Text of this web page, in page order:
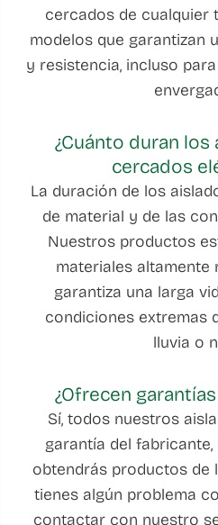
cercados de cualquier
modelos que garantizan
y resistencia, incluso
¿Cuánto duran
cercados
La duración de los
de material y de las
Nuestros productos
materiales altamente
garantiza una larga
condiciones extremas
lluvia o
¿Ofrecen
Sí, todos nuestros
garantía del
obtendrás productos de
tienes algún problema
contactar con nuestro